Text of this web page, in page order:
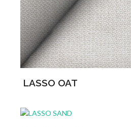
LASSO OAT